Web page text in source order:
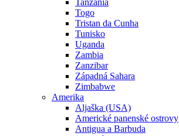
Tanzánia
Togo
Tristan da Cunha
Tunisko
Uganda
Zambia
Zanzibar
Západná Sahara
Zimbabwe
Amerika
Aljaška (USA)
Americké panenské ostrovy
Antigua a Barbuda